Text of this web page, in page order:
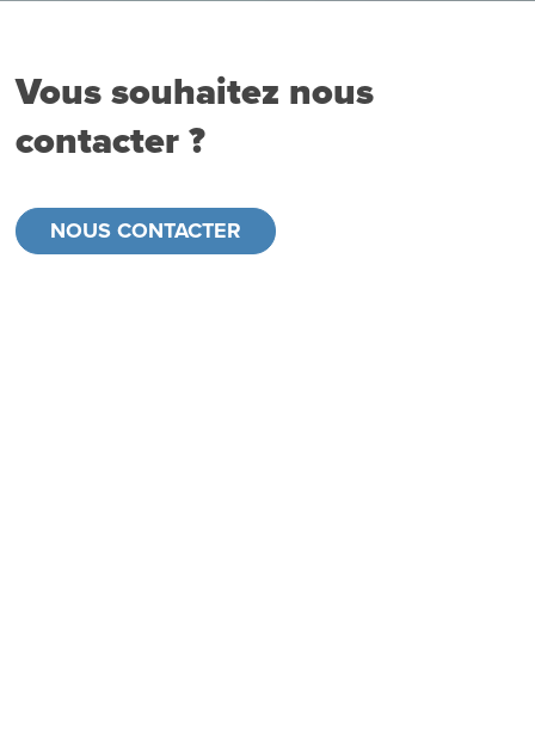
Vous souhaitez nous
contacter ?
NOUS CONTACTER